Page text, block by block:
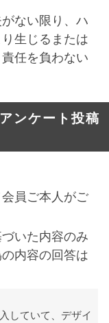
ない限り、ハ
生じるまたは
任を負わない
ンケート投稿
員ご本人がご
いた内容のみ
内容の回答は
していて、デザイ